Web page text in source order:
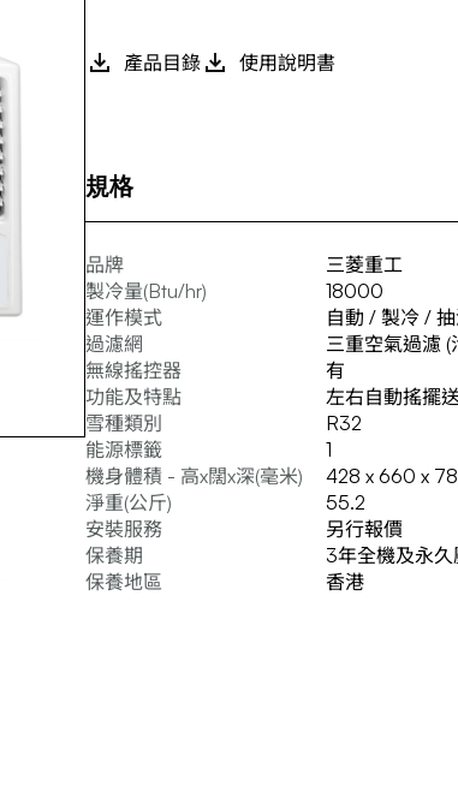
產品目錄 使用說明書
規格
品牌
三菱重工
製冷量(Btu/hr)
18000
運作模式
自動 / 製冷 /
過濾網
三重空氣過濾
無線搖控器
有
功能及特點
左右自動搖擺
雪種類別
R32
能源標籤
1
機身體積 - 高x闊x深(毫米)
428 x 660 x
淨重(公斤)
55.2
安裝服務
另行報價
保養期
3年全機及永
保養地區
香港